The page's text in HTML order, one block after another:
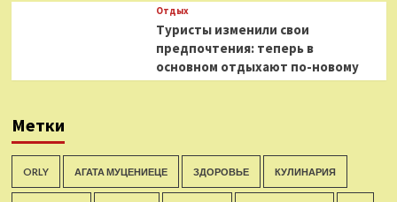
Отдых
Туристы изменили свои
предпочтения: теперь в
основном отдыхают по-новому
Метки
ORLY АГАТА МУЦЕНИЕЦЕ ЗДОРОВЬЕ КУЛИНАРИЯ